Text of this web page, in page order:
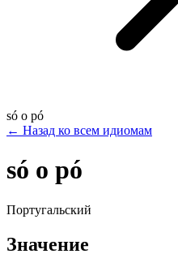
só o pó
← Назад ко всем идиомам
só o pó
Португальский
Значение